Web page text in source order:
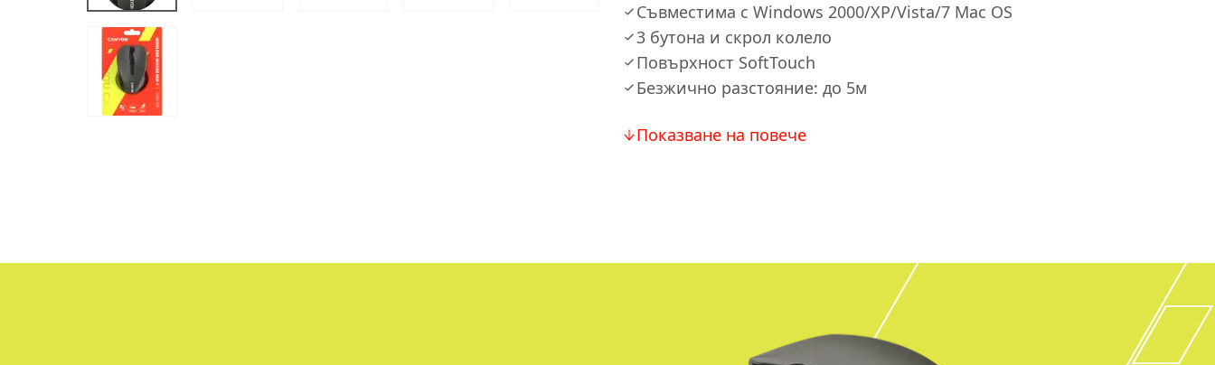
Съвместима с Windows 2000/XP/Vista/7 Mac OS
3 бутона и скрол колело
Повърхност SoftTouch
Безжично разстояние: до 5м
Показване на повече